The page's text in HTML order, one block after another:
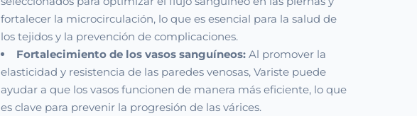
fortalecer la microcirculación, lo que es esencial para la salud de
los tejidos y la prevención de complicaciones.
Fortalecimiento de los vasos sanguíneos:Al promover la
elasticidad y resistencia de las paredes venosas, Variste puede
ayudar a que los vasos funcionen de manera más eficiente, lo que
es clave para prevenir la progresión de las várices.